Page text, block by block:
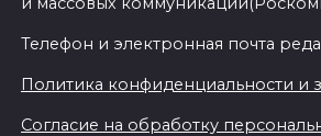
Телефон и электронная почта
Политика конфиденциальности
Согласие на обработку